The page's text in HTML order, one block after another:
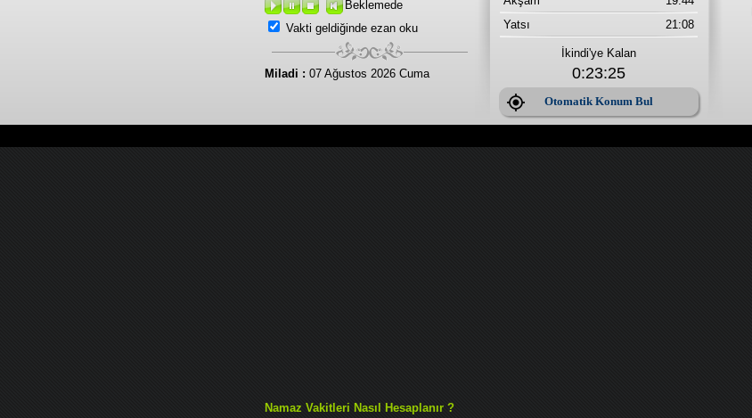
Beklemede
Vakti geldiğinde ezan oku
Miladi : 07 Ağustos 2026 Cuma
Yatsı
21:08
İkindi'ye Kalan
0:23:25
Otomatik Konum Bul
Namaz Vakitleri Nasıl Hesaplanır ?